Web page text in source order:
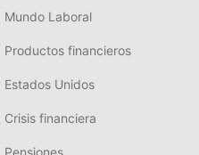
Mundo Laboral
Productos financieros
Estados Unidos
Crisis financiera